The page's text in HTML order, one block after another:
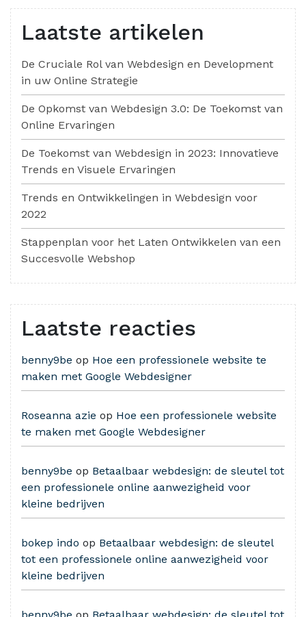
Laatste artikelen
De Cruciale Rol van Webdesign en Development
in uw Online Strategie
De Opkomst van Webdesign 3.0: De Toekomst van
Online Ervaringen
De Toekomst van Webdesign in 2023: Innovatieve
Trends en Visuele Ervaringen
Trends en Ontwikkelingen in Webdesign voor
2022
Stappenplan voor het Laten Ontwikkelen van een
Succesvolle Webshop
Laatste reacties
benny9be op Hoe een professionele website te
maken met Google Webdesigner
Roseanna azie op Hoe een professionele website
te maken met Google Webdesigner
benny9be op Betaalbaar webdesign: de sleutel tot
een professionele online aanwezigheid voor
kleine bedrijven
bokep indo op Betaalbaar webdesign: de sleutel
tot een professionele online aanwezigheid voor
kleine bedrijven